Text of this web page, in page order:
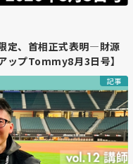
定、首相正式表明―財源
ップTommy8月3日号】
記事